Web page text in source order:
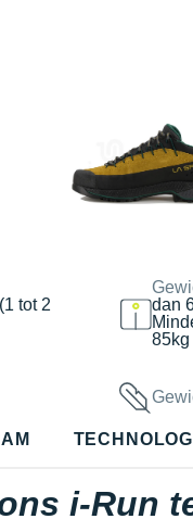
tot 2
dan
85kg
i-Run